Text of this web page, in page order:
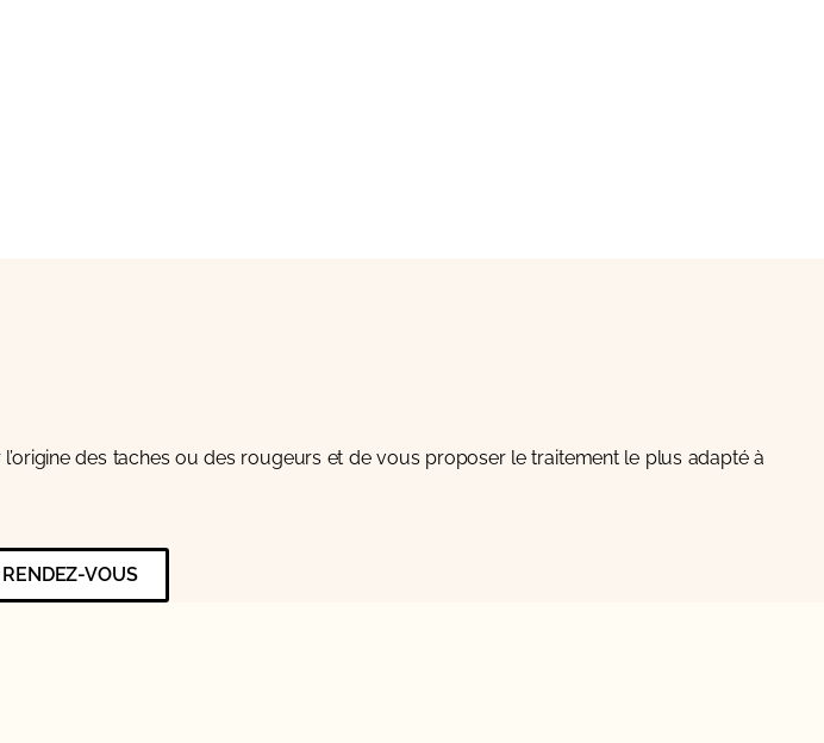
des taches ou des rougeurs et de vous proposer le traitement le plus adapté à
VOUS